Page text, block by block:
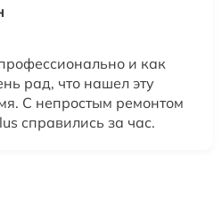
и как
рад, что нашел эту
С непростым ремонтом
справились за час.